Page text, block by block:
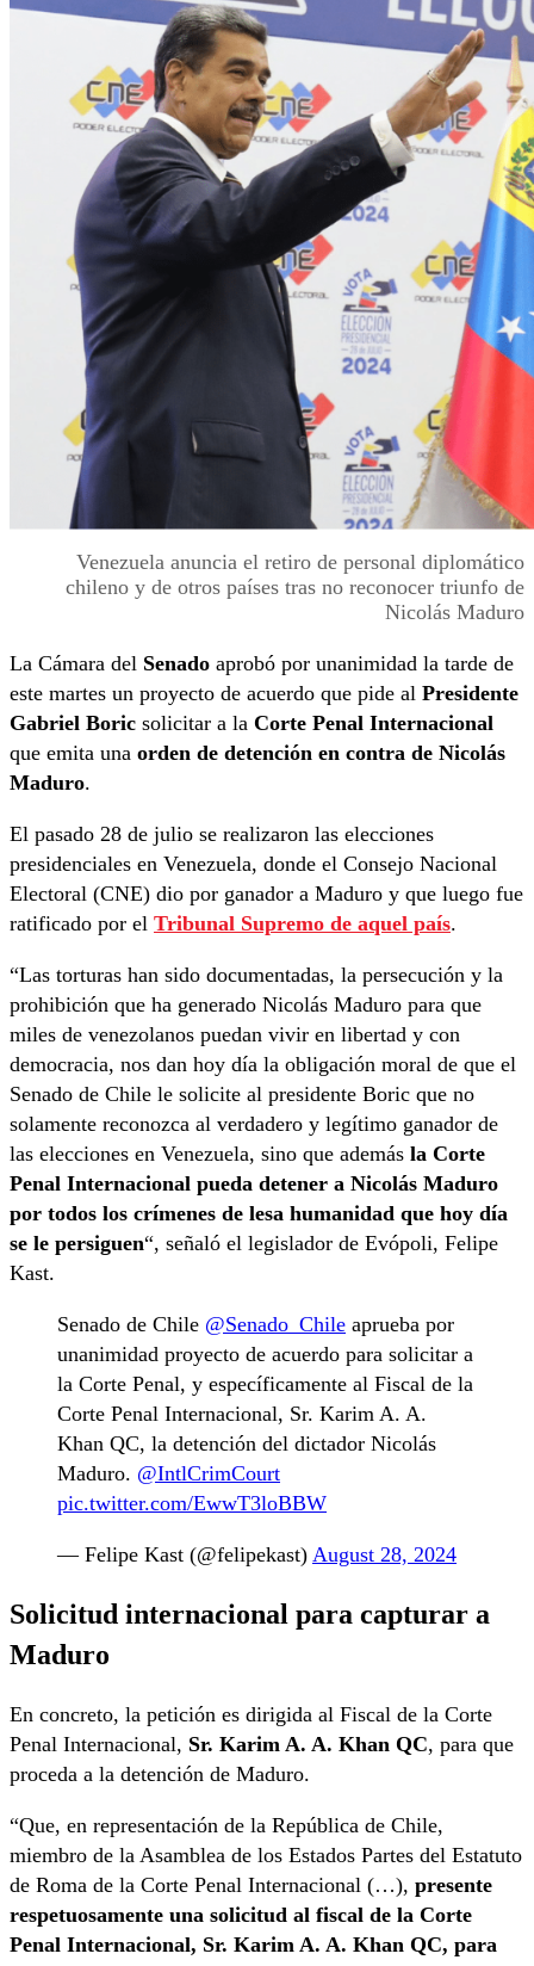
Venezuela anuncia el retiro de personal diplomático
chileno y de otros países tras no reconocer triunfo de
Nicolás Maduro
La Cámara del Senado aprobó por unanimidad la tarde de
este martes un proyecto de acuerdo que pide al Presidente
Gabriel Boric solicitar a la Corte Penal Internacional
que emita una orden de detención en contra de Nicolás
Maduro.
El pasado 28 de julio se realizaron las elecciones
presidenciales en Venezuela, donde el Consejo Nacional
Electoral (CNE) dio por ganador a Maduro y que luego fue
ratificado por el Tribunal Supremo de aquel país.
“Las torturas han sido documentadas, la persecución y la
prohibición que ha generado Nicolás Maduro para que
miles de venezolanos puedan vivir en libertad y con
democracia, nos dan hoy día la obligación moral de que el
Senado de Chile le solicite al presidente Boric que no
solamente reconozca al verdadero y legítimo ganador de
las elecciones en Venezuela, sino que además la Corte
Penal Internacional pueda detener a Nicolás Maduro
por todos los crímenes de lesa humanidad que hoy día
se le persiguen“, señaló el legislador de Evópoli, Felipe
Kast.
Senado de Chile @Senado_Chile aprueba por
unanimidad proyecto de acuerdo para solicitar a
la Corte Penal, y específicamente al Fiscal de la
Corte Penal Internacional, Sr. Karim A. A.
Khan QC, la detención del dictador Nicolás
Maduro. @IntlCrimCourt
pic.twitter.com/EwwT3loBBW
— Felipe Kast (@felipekast) August 28, 2024
Solicitud internacional para capturar a
Maduro
En concreto, la petición es dirigida al Fiscal de la Corte
Penal Internacional, Sr. Karim A. A. Khan QC, para que
proceda a la detención de Maduro.
“Que, en representación de la República de Chile,
miembro de la Asamblea de los Estados Partes del Estatuto
de Roma de la Corte Penal Internacional (…), presente
respetuosamente una solicitud al fiscal de la Corte
Penal Internacional, Sr. Karim A. A. Khan QC, para